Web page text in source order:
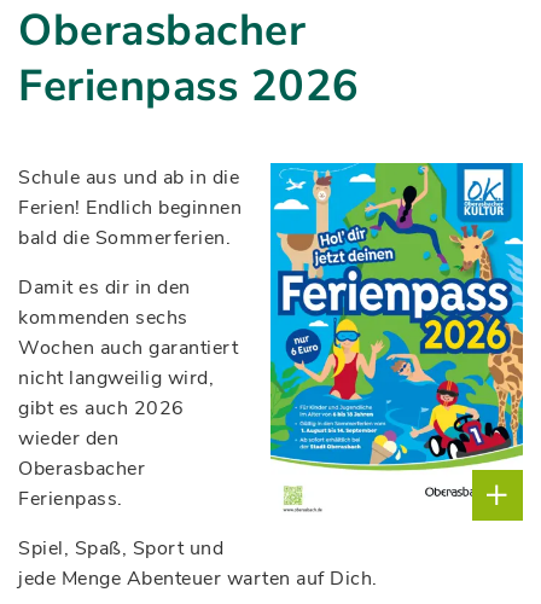
Oberasbacher
Ferienpass 2026
Schule aus und ab in die
Ferien! Endlich beginnen
bald die Sommerferien.
Damit es dir in den
kommenden sechs
Wochen auch garantiert
nicht langweilig wird,
gibt es auch 2026
wieder den
Oberasbacher
Ferienpass.
Spiel, Spaß, Sport und
jede Menge Abenteuer warten auf Dich.